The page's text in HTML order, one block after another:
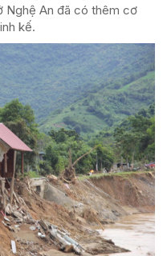
Nghệ An đã có thêm cơ
kế.